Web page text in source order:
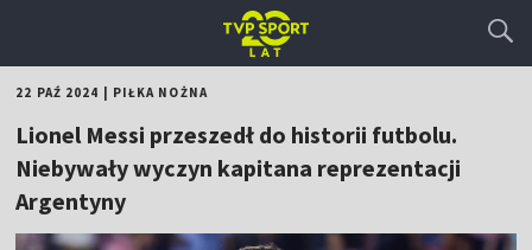
22 PAŹ 2024 PIŁKA NOŻNA
Lionel Messi przeszedł do historii futbolu.
Niebywały wyczyn kapitana reprezentacji
Argentyny